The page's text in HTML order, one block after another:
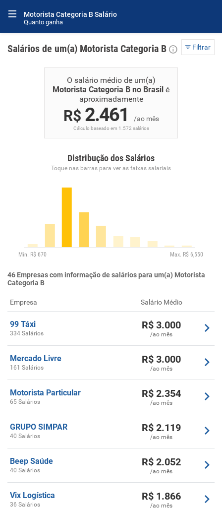
Motorista Categoria B Salário
Quanto ganha
Salários de um(a) Motorista Categoria B Filtrar
O salário médio de um(a)
Motorista Categoria B no Brasil é
aproximadamente
R$ 2.461 /ao mês
Cálculo baseado em 1.572 salários
Distribução dos Salários
Toque nas barras para ver as faixas salariais
46 Empresas com informação de salários para um(a) Motorista
Categoria B
Empresa Salário Médio
99 Táxi
334 Salários
R$ 3.000
/ao mês
Mercado Livre
161 Salários
R$ 3.000
/ao mês
Motorista Particular
65 Salários
R$ 2.354
/ao mês
GRUPO SIMPAR
40 Salários
R$ 2.119
/ao mês
Beep Saúde
40 Salários
R$ 2.052
/ao mês
Vix Logística
36 Salários
R$ 1.866
/ao mês